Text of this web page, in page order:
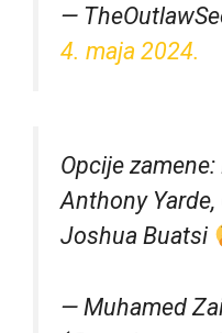
—
4. maja 2024.
Opcije
Anthony
Joshua Buatsi
— Muhamed